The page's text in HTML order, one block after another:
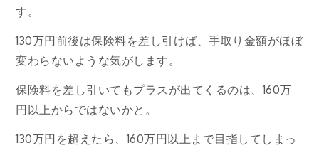
す。
130万円前後は保険料を差し引けば、手取り金額がほぼ
変わらないような気がします。
保険料を差し引いてもプラスが出てくるのは、160万
円以上からではないかと。
130万円を超えたら、160万円以上まで目指してしまっ